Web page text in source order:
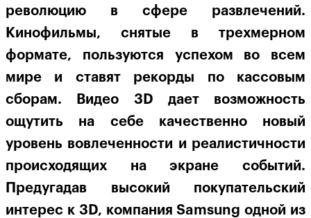
революцию в сфере развлечений.
Кинофильмы, снятые в трехмерном
формате, пользуются успехом во всем
мире и ставят рекорды по кассовым
сборам. Видео 3D дает возможность
ощутить на себе качественно новый
уровень вовлеченности и реалистичности
происходящих на экране событий.
Предугадав высокий покупательский
интерес к 3D, компания Samsung одной из